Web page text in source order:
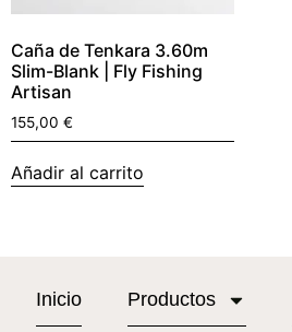
Caña de Tenkara 3.60m
Slim-Blank | Fly Fishing
Artisan
155,00 €
Añadir al carrito
Inicio Productos